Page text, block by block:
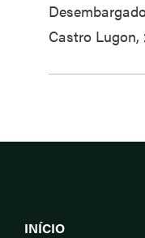
Castro Lugon,
INÍCIO